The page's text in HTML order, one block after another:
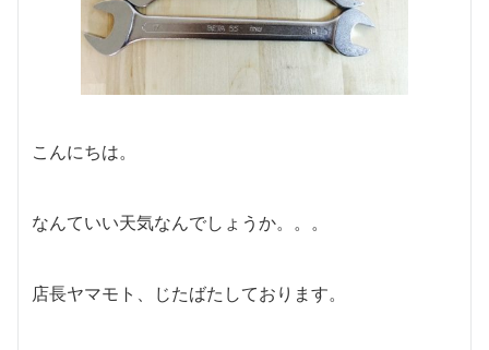
こんにちは。
なんていい天気なんでしょうか。。。
店長ヤマモト、じたばたしております。